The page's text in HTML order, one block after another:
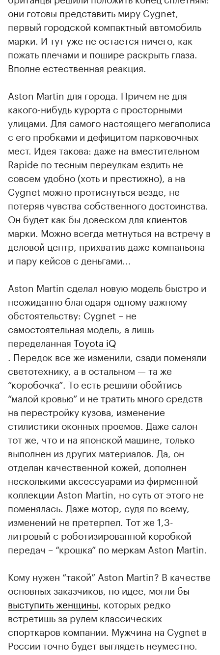
они готовы представить миру Cygnet,
первый городской компактный автомобиль
марки. И тут уже не остается ничего, как
пожать плечами и пошире раскрыть глаза.
Вполне естественная реакция.
Aston Martin для города. Причем не для
какого-нибудь курорта с просторными
улицами. Для самого настоящего мегаполиса
с его пробками и дефицитом парковочных
мест. Идея такова: даже на вместительном
Rapide по тесным переулкам ездить не
совсем удобно (хоть и престижно), а на
Cygnet можно протиснуться везде, не
потеряв чувства собственного достоинства.
Он будет как бы довеском для клиентов
марки. Можно всегда метнуться на встречу в
деловой центр, прихватив даже компаньона
и пару кейсов с деньгами...
Aston Martin сделал новую модель быстро и
неожиданно благодаря одному важному
обстоятельству: Cygnet – не
самостоятельная модель, а лишь
переделанная Toyota iQ
00:00 / 00:00
. Передок все же изменили, сзади поменяли
светотехнику, а в остальном — та же
“коробочка”. То есть решили обойтись
“малой кровью” и не тратить много средств
на перестройку кузова, изменение
стилистики оконных проемов. Даже салон
тот же, что и на японской машине, только
выполнен из других материалов. Да, он
отделан качественной кожей, дополнен
несколькими аксессуарами из фирменной
коллекции Aston Martin, но суть от этого не
поменялась. Даже мотор, судя по всему,
изменений не претерпел. Тот же 1,3-
литровый с роботизированной коробкой
передач – “крошка” по меркам Aston Martin.
Кому нужен “такой” Aston Martin? В качестве
основных заказчиков, по идее, могли бы
выступить женщины, которых редко
встретишь за рулем классических
спорткаров компании. Мужчина на Cygnet в
России точно будет выглядеть неуместно.